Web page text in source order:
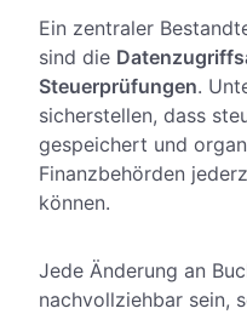
Ein zentraler
sind die
Steuerprüfungen.
sicherstellen, dass
gespeichert und
Finanzbehörden
können.
Jede Änderung an
nachvollziehbar sein,